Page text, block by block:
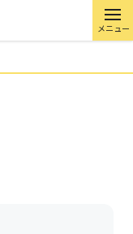
メニュー